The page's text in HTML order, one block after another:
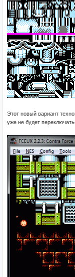
Этот новый вариант
уже не будет